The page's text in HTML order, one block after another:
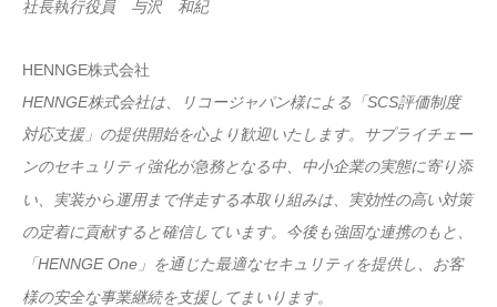
社長執行役員 与沢 和紀
HENNGE株式会社
HENNGE株式会社は、リコージャパン様による「SCS評価制度
対応支援」の提供開始を心より歓迎いたします。サプライチェー
ンのセキュリティ強化が急務となる中、中小企業の実態に寄り添
い、実装から運用まで伴走する本取り組みは、実効性の高い対策
の定着に貢献すると確信しています。今後も強固な連携のもと、
「HENNGE One」を通じた最適なセキュリティを提供し、お客
様の安全な事業継続を支援してまいります。